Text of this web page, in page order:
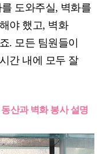
도와주실, 벽화를
야 했고, 벽화
. 모든 팀원들이
간 내에 모두 잘
산과 벽화 봉사 설명